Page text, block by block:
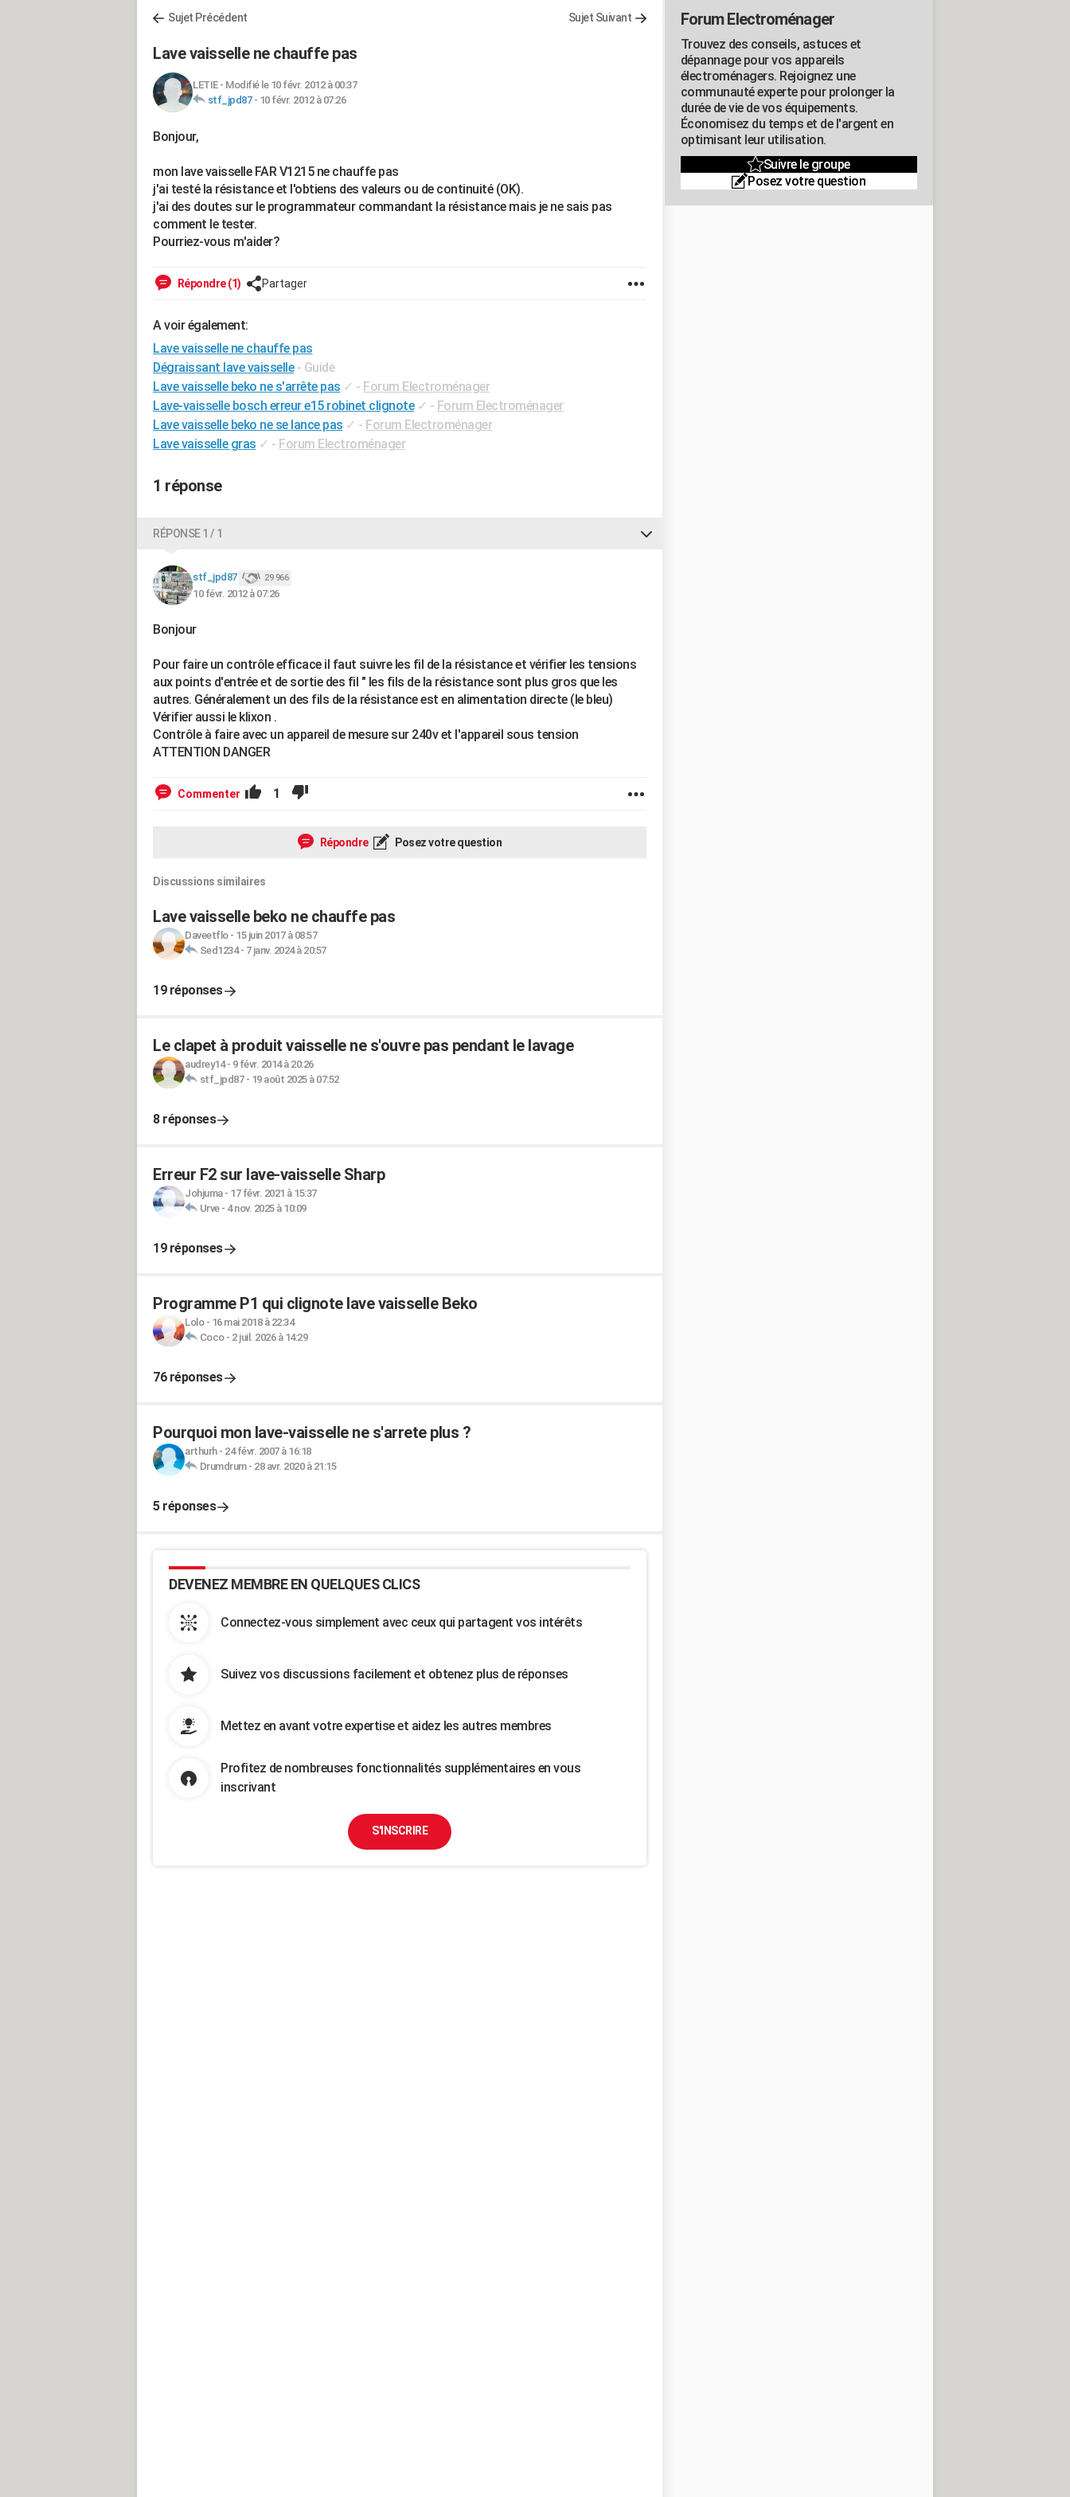
Sujet Précédent Sujet Suivant
Lave vaisselle ne chauffe pas
LETIE- Modifié le 10 févr. 2012 à 00:37
stf_jpd87- 10 févr. 2012 à 07:26
Bonjour,
mon lave vaisselle FAR V1215 ne chauffe pas
j'ai testé la résistance et l'obtiens des valeurs ou de continuité (OK).
j'ai des doutes sur le programmateur commandant la résistance mais je ne sais pas
comment le tester.
Pourriez-vous m'aider?
Répondre (1) Partager
A voir également:
Lave vaisselle ne chauffe pas
Dégraissant lave vaisselle - Guide
Lave vaisselle beko ne s'arrête pas ✓ - Forum Electroménager
Lave-vaisselle bosch erreur e15 robinet clignote ✓ - Forum Electroménager
Lave vaisselle beko ne se lance pas ✓ - Forum Electroménager
Lave vaisselle gras ✓ - Forum Electroménager
1 réponse
RÉPONSE 1 / 1
stf_jpd87 29 966
10 févr. 2012 à 07:26
Bonjour
Pour faire un contrôle efficace il faut suivre les fil de la résistance et vérifier les tensions
aux points d'entrée et de sortie des fil " les fils de la résistance sont plus gros que les
autres. Généralement un des fils de la résistance est en alimentation directe (le bleu)
Vérifier aussi le klixon .
Contrôle à faire avec un appareil de mesure sur 240v et l'appareil sous tension
ATTENTION DANGER
Commenter 1
Répondre Posez votre question
Discussions similaires
Lave vaisselle beko ne chauffe pas
Daveetflo- 15 juin 2017 à 08:57
Sed1234- 7 janv. 2024 à 20:57
19 réponses
Le clapet à produit vaisselle ne s'ouvre pas pendant le lavage
audrey14- 9 févr. 2014 à 20:26
stf_jpd87- 19 août 2025 à 07:52
8 réponses
Erreur F2 sur lave-vaisselle Sharp
Johjuma- 17 févr. 2021 à 15:37
Urve- 4 nov. 2025 à 10:09
19 réponses
Programme P1 qui clignote lave vaisselle Beko
Lolo- 16 mai 2018 à 22:34
Coco- 2 juil. 2026 à 14:29
76 réponses
Pourquoi mon lave-vaisselle ne s'arrete plus ?
arthurh- 24 févr. 2007 à 16:18
Drumdrum- 28 avr. 2020 à 21:15
5 réponses
DEVENEZ MEMBRE EN QUELQUES CLICS
Connectez-vous simplement avec ceux qui partagent vos intérêts
Suivez vos discussions facilement et obtenez plus de réponses
Mettez en avant votre expertise et aidez les autres membres
Profitez de nombreuses fonctionnalités supplémentaires en vous
inscrivant
S'INSCRIRE
Forum Electroménager
Trouvez des conseils, astuces et
dépannage pour vos appareils
électroménagers. Rejoignez une
communauté experte pour prolonger la
durée de vie de vos équipements.
Économisez du temps et de l'argent en
optimisant leur utilisation.
Suivre le groupe
Posez votre question